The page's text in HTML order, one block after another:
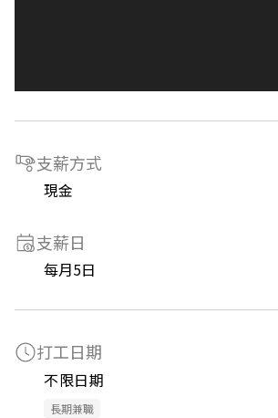
支薪方式
現金
支薪日
每月5日
打工日期
不限日期
長期兼職